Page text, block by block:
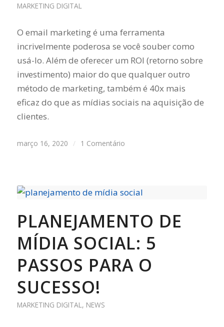
MARKETING DIGITAL
O email marketing é uma ferramenta
incrivelmente poderosa se você souber como
usá-lo. Além de oferecer um ROI (retorno sobre
investimento) maior do que qualquer outro
método de marketing, também é 40x mais
eficaz do que as mídias sociais na aquisição de
clientes.
março 16, 2020 / 1 Comentário
PLANEJAMENTO DE
MÍDIA SOCIAL: 5
PASSOS PARA O
SUCESSO!
MARKETING DIGITAL , NEWS